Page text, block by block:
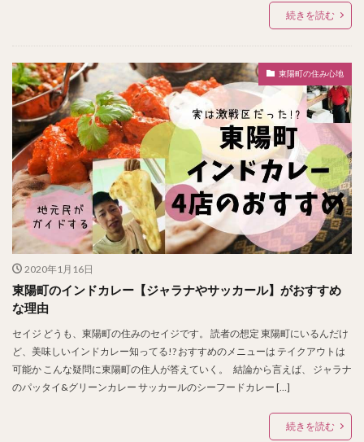
続きを読む
東陽町の住み心地
2020年1月16日
東陽町のインドカレー【ジャラナやサッカール】がおすすめ
な理由
セイジ どうも、東陽町の住みのセイジです。 読者の想定 東陽町にいるんだけ
ど、美味しいインドカレー知ってる!? おすすめのメニューは テイクアウトは
可能か こんな疑問に東陽町の住人が答えていく。 結論から言えば、 ジャラナ
のパッタイ&グリーンカレー サッカールのシーフードカレー […]
続きを読む